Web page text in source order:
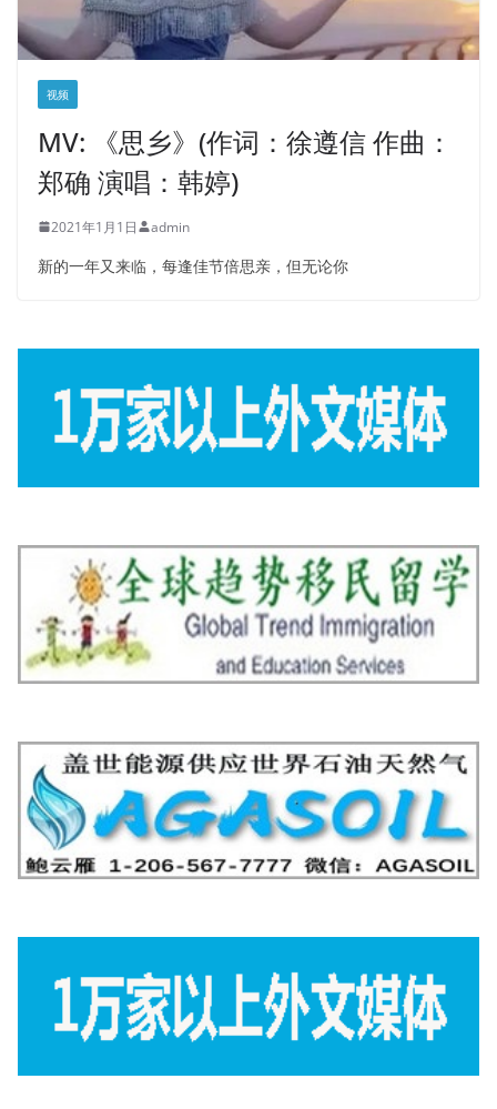
视频
MV: 《思乡》(作词：徐遵信 作曲：
郑确 演唱：韩婷)
2021年1月1日 admin
新的一年又来临，每逢佳节倍思亲，但无论你